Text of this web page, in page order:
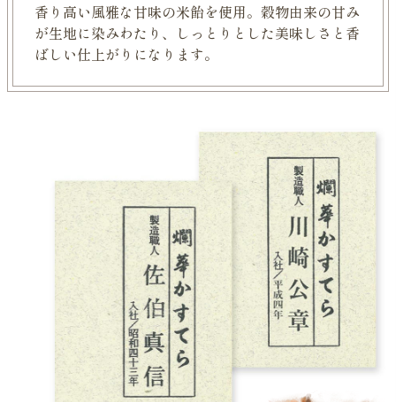
香り高い風雅な甘味の米飴を使用。 穀物由来の甘み
が生地に染みわたり、 しっとりとした美味しさと 香
ばしい仕上がりになります。